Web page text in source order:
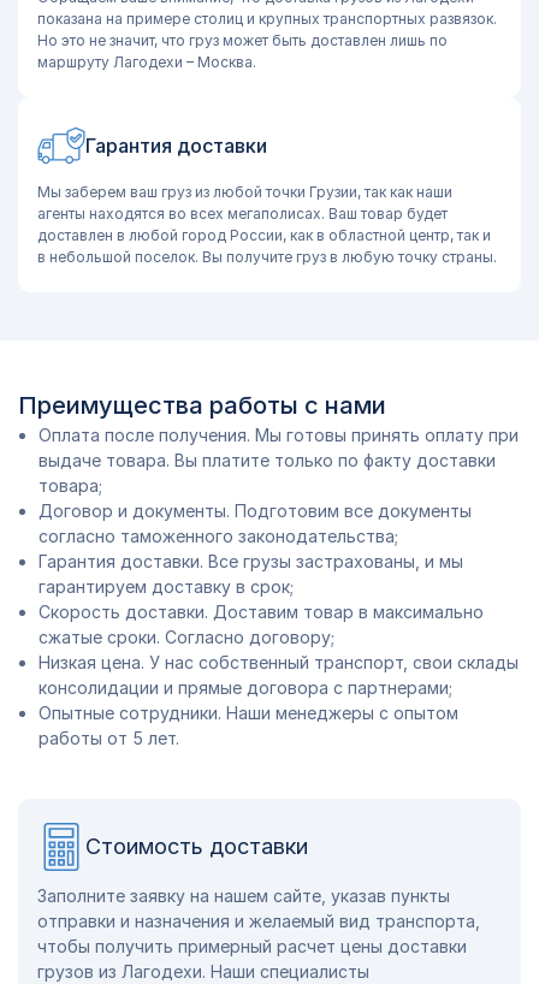
показана на примере столиц и крупных транспортных развязок.
Но это не значит, что груз может быть доставлен лишь по
маршруту Лагодехи – Москва.
Гарантия доставки
Мы заберем ваш груз из любой точки Грузии, так как наши
агенты находятся во всех мегаполисах. Ваш товар будет
доставлен в любой город России, как в областной центр, так и
в небольшой поселок. Вы получите груз в любую точку страны.
Преимущества работы с нами
Оплата после получения. Мы готовы принять оплату при
выдаче товара. Вы платите только по факту доставки
товара;
Договор и документы. Подготовим все документы
согласно таможенного законодательства;
Гарантия доставки. Все грузы застрахованы, и мы
гарантируем доставку в срок;
Скорость доставки. Доставим товар в максимально
сжатые сроки. Согласно договору;
Низкая цена. У нас собственный транспорт, свои склады
консолидации и прямые договора с партнерами;
Опытные сотрудники. Наши менеджеры с опытом
работы от 5 лет.
Стоимость доставки
Заполните заявку на нашем сайте, указав пункты
отправки и назначения и желаемый вид транспорта,
чтобы получить примерный расчет цены доставки
грузов из Лагодехи. Наши специалисты